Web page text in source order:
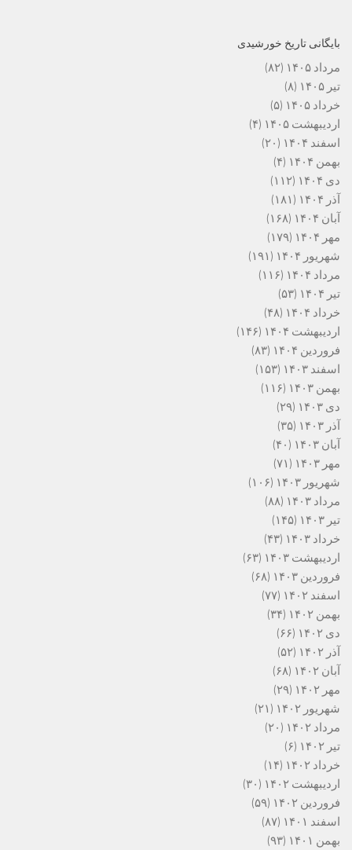
بایگانی تاریخ خورشیدی
مرداد ۱۴۰۵
(۸۲)
تیر ۱۴۰۵
(۸)
خرداد ۱۴۰۵
(۵)
اردیبهشت ۱۴۰۵
(۴)
اسفند ۱۴۰۴
(۲۰)
بهمن ۱۴۰۴
(۴)
دی ۱۴۰۴
(۱۱۲)
آذر ۱۴۰۴
(۱۸۱)
آبان ۱۴۰۴
(۱۶۸)
مهر ۱۴۰۴
(۱۷۹)
شهریور ۱۴۰۴
(۱۹۱)
مرداد ۱۴۰۴
(۱۱۶)
تیر ۱۴۰۴
(۵۳)
خرداد ۱۴۰۴
(۴۸)
اردیبهشت ۱۴۰۴
(۱۴۶)
فروردین ۱۴۰۴
(۸۳)
اسفند ۱۴۰۳
(۱۵۳)
بهمن ۱۴۰۳
(۱۱۶)
دی ۱۴۰۳
(۲۹)
آذر ۱۴۰۳
(۳۵)
آبان ۱۴۰۳
(۴۰)
مهر ۱۴۰۳
(۷۱)
شهریور ۱۴۰۳
(۱۰۶)
مرداد ۱۴۰۳
(۸۸)
تیر ۱۴۰۳
(۱۴۵)
خرداد ۱۴۰۳
(۴۳)
اردیبهشت ۱۴۰۳
(۶۳)
فروردین ۱۴۰۳
(۶۸)
اسفند ۱۴۰۲
(۷۷)
بهمن ۱۴۰۲
(۳۴)
دی ۱۴۰۲
(۶۶)
آذر ۱۴۰۲
(۵۲)
آبان ۱۴۰۲
(۶۸)
مهر ۱۴۰۲
(۲۹)
شهریور ۱۴۰۲
(۲۱)
مرداد ۱۴۰۲
(۲۰)
تیر ۱۴۰۲
(۶)
خرداد ۱۴۰۲
(۱۴)
اردیبهشت ۱۴۰۲
(۳۰)
فروردین ۱۴۰۲
(۵۹)
اسفند ۱۴۰۱
(۸۷)
بهمن ۱۴۰۱
(۹۳)